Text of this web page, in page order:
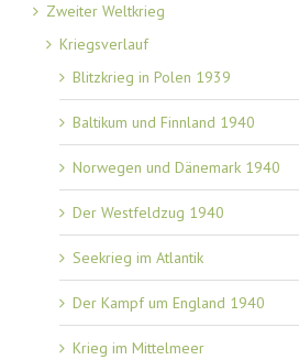
Zweiter Weltkrieg
Kriegsverlauf
Blitzkrieg in Polen 1939
Baltikum und Finnland 1940
Norwegen und Dänemark 1940
Der Westfeldzug 1940
Seekrieg im Atlantik
Der Kampf um England 1940
Krieg im Mittelmeer